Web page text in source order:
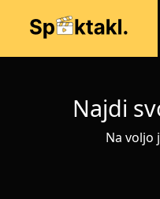
Najdi
Na voljo